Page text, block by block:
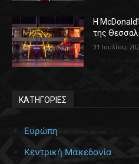
Η
της
31 Ιουλίου,
ΚΑΤΗΓΟΡΙΕΣ
Ευρώπη
Κεντρική Μακεδονία